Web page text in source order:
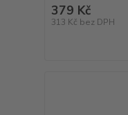
379 Kč
313 Kč bez DPH